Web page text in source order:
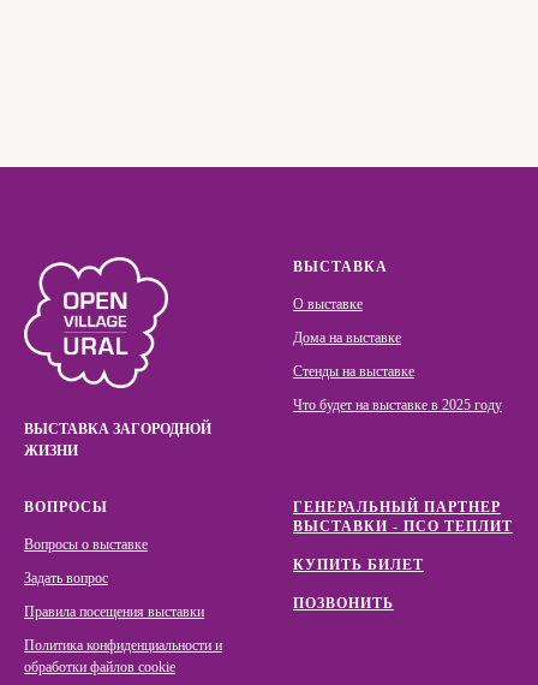
ВЫСТАВКА ЗАГОРОДНОЙ
ЖИЗНИ
ВЫСТАВКА
О выставке
Дома на выставке
Стенды на выставке
Что будет на выставке в 2025 году
ВОПРОСЫ
Вопросы о выставке
Задать вопрос
Правила посещения выставки
Политика конфиденциальности и
обработки файлов cookie
ГЕНЕРАЛЬНЫЙ ПАРТНЕР
ВЫСТАВКИ - ПСО ТЕПЛИТ
КУПИТЬ БИЛЕТ
ПОЗВОНИТЬ